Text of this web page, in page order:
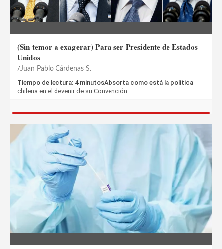
(Sin temor a exagerar) Para ser Presidente de Estados
Unidos
Juan Pablo Cárdenas S.
Tiempo de lectura: 4 minutosAbsorta como está la política
chilena en el devenir de su Convención…